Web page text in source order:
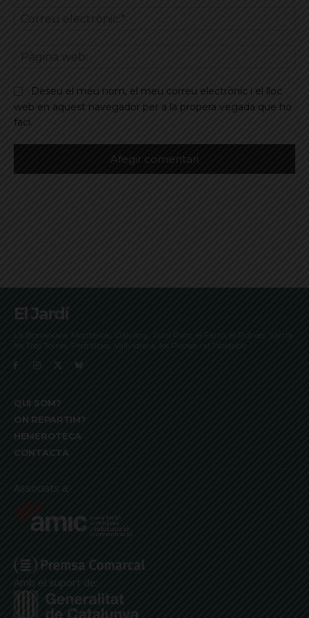
Deseu el meu nom, el meu correu electrònic i el lloc
web en aquest navegador per a la propera vegada que ho
faci.
El Jardí
La Bonanova, Monterols, Galvany, Turó Parc, el Farró, el Putxet, Sarrià,
les Tres Torres, Pedralbes, Vallvidrera, les Planes i el Tibidabo
QUI SOM?
ON REPARTIM?
HEMEROTECA
CONTACTA
Associats a:
Amb el suport de: